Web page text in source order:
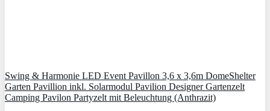
Swing & Harmonie LED Event Pavillon 3,6 x 3,6m DomeShelter
Garten Pavillion inkl. Solarmodul Pavilion Designer Gartenzelt
Camping Pavilon Partyzelt mit Beleuchtung (Anthrazit)